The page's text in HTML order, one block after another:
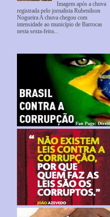
Imagem após a chuva
registrada pelo jornalista Rubenilson
Nogueira A chuva chegou com
intensidade ao município de Barrocas
nesta sexta-feira...